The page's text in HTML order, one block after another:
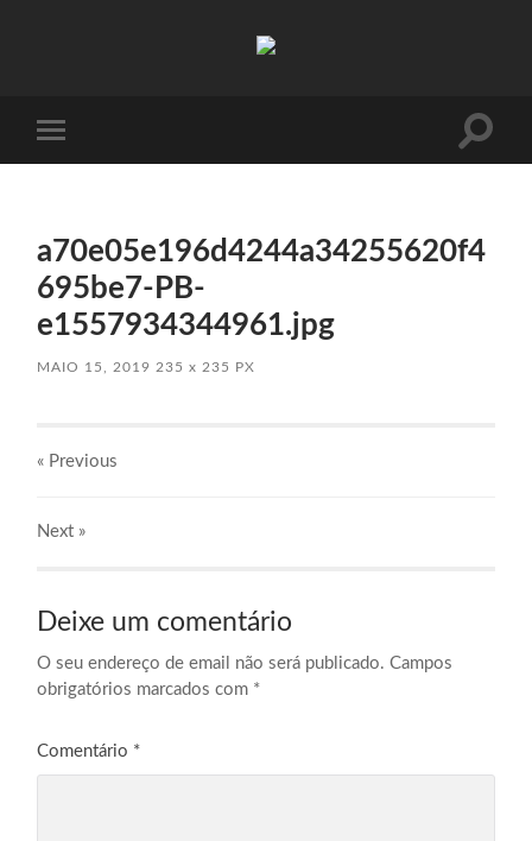
mobile
Toggle
a70e05e196d4244a34255620f4
695be7-PB-
e1557934344961.jpg
MAIO 15, 2019 235x 235 PX
« Previous
Next »
Deixe um comentário
O seu endereço de email não será publicado. Campos
obrigatórios marcados com *
Comentário *